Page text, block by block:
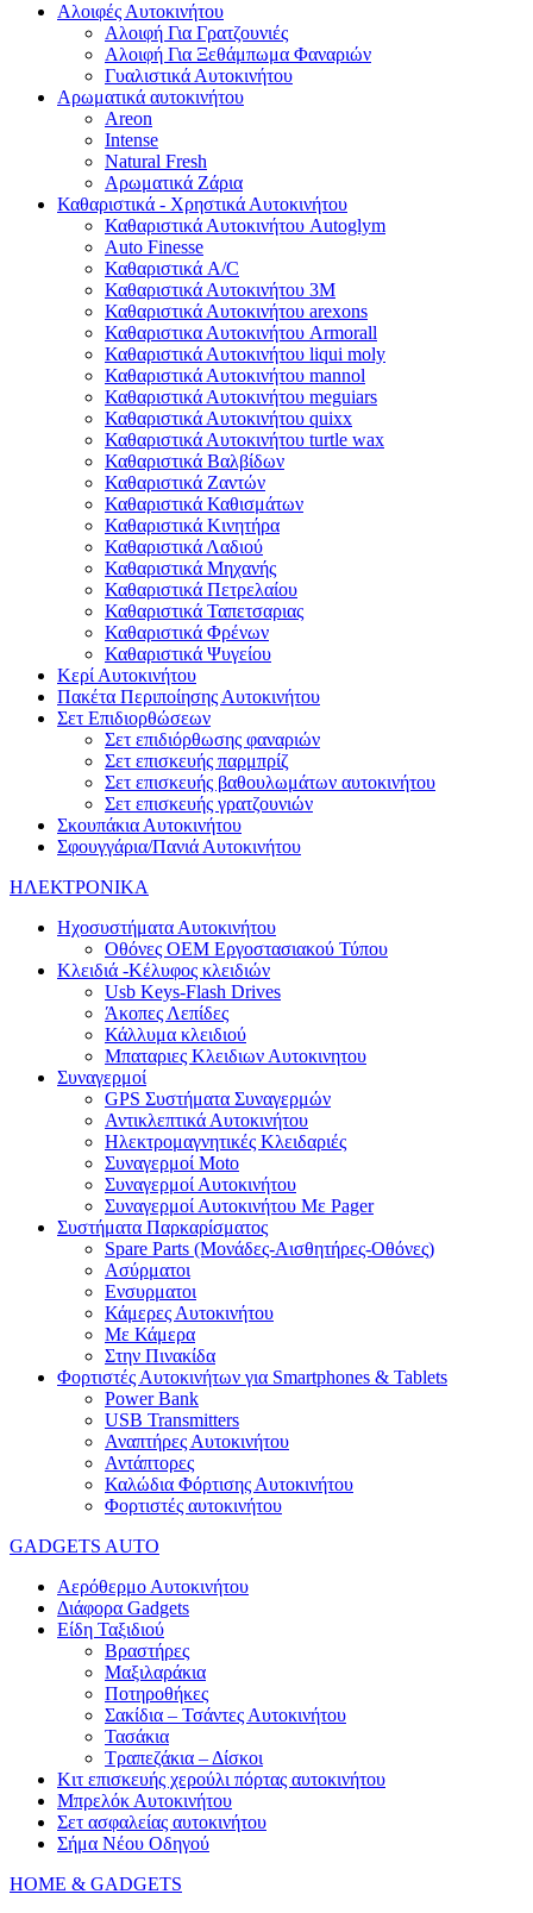
Αλοιφές Αυτοκινήτου
Αλοιφή Για Γρατζουνιές
Αλοιφή Για Ξεθάμπωμα Φαναριών
Γυαλιστικά Αυτοκινήτου
Αρωματικά αυτοκινήτου
Areon
Intense
Natural Fresh
Αρωματικά Ζάρια
Καθαριστικά - Χρηστικά Αυτοκινήτου
Καθαριστικά Αυτοκινήτου Autoglym
Auto Finesse
Καθαριστικά A/C
Καθαριστικά Αυτοκινήτου 3Μ
Καθαριστικά Αυτοκινήτου arexons
Καθαριστικα Αυτοκινήτου Armorall
Καθαριστικά Αυτοκινήτου liqui moly
Καθαριστικά Αυτοκινήτου mannol
Καθαριστικά Αυτοκινήτου meguiars
Καθαριστικά Αυτοκινήτου quixx
Καθαριστικά Αυτοκινήτου turtle wax
Καθαριστικά Βαλβίδων
Καθαριστικά Ζαντών
Καθαριστικά Καθισμάτων
Καθαριστικά Κινητήρα
Καθαριστικά Λαδιού
Καθαριστικά Μηχανής
Καθαριστικά Πετρελαίου
Καθαριστικά Ταπετσαριας
Καθαριστικά Φρένων
Καθαριστικά Ψυγείου
Κερί Αυτοκινήτου
Πακέτα Περιποίησης Αυτοκινήτου
Σετ Επιδιορθώσεων
Σετ επιδιόρθωσης φαναριών
Σετ επισκευής παρμπρίζ
Σετ επισκευής βαθουλωμάτων αυτοκινήτου
Σετ επισκευής γρατζουνιών
Σκουπάκια Αυτοκινήτου
Σφουγγάρια/Πανιά Αυτοκινήτου
ΗΛΕΚΤΡΟΝΙΚΑ
Ηχοσυστήματα Αυτοκινήτου
Οθόνες OEM Εργοστασιακού Τύπου
Κλειδιά -Κέλυφος κλειδιών
Usb Keys-Flash Drives
Άκοπες Λεπίδες
Κάλλυμα κλειδιού
Μπαταριες Κλειδιων Αυτοκινητου
Συναγερμοί
GPS Συστήματα Συναγερμών
Αντικλεπτικά Αυτοκινήτου
Ηλεκτρομαγνητικές Κλειδαριές
Συναγερμοί Moto
Συναγερμοί Αυτοκινήτου
Συναγερμοί Αυτοκινήτου Με Pager
Συστήματα Παρκαρίσματος
Spare Parts (Mονάδες-Αισθητήρες-Οθόνες)
Ασύρματοι
Ενσυρματοι
Κάμερες Αυτοκινήτου
Με Κάμερα
Στην Πινακίδα
Φορτιστές Αυτοκινήτων για Smartphones & Tablets
Power Bank
USB Transmitters
Αναπτήρες Αυτοκινήτου
Αντάπτορες
Καλώδια Φόρτισης Αυτοκινήτου
Φορτιστές αυτοκινήτου
GADGETS AUTO
Αερόθερμο Αυτοκινήτου
Διάφορα Gadgets
Είδη Ταξιδιού
Βραστήρες
Μαξιλαράκια
Ποτηροθήκες
Σακίδια – Τσάντες Αυτοκινήτου
Τασάκια
Τραπεζάκια – Δίσκοι
Κιτ επισκευής χερούλι πόρτας αυτοκινήτου
Μπρελόκ Αυτοκινήτου
Σετ ασφαλείας αυτοκινήτου
Σήμα Νέου Οδηγού
HOME & GADGETS